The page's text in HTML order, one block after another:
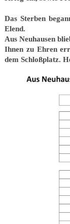
Das Sterben
Elend.
Aus Neuhausen
Ihnen zu Ehren
dem Schloßplatz.